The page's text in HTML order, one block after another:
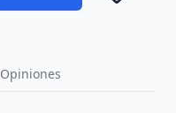
Opiniones